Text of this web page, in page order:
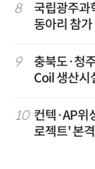
8
국립광주
동아리 참가
9
충북도·청
Coil 생산시
10 컨텍·AP위
로젝트' 본